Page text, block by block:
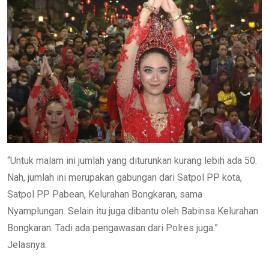
“Untuk malam ini jumlah yang diturunkan kurang lebih ada 50.
Nah, jumlah ini merupakan gabungan dari Satpol PP kota,
Satpol PP Pabean, Kelurahan Bongkaran, sama
Nyamplungan. Selain itu juga dibantu oleh Babinsa Kelurahan
Bongkaran. Tadi ada pengawasan dari Polres juga.”
Jelasnya.